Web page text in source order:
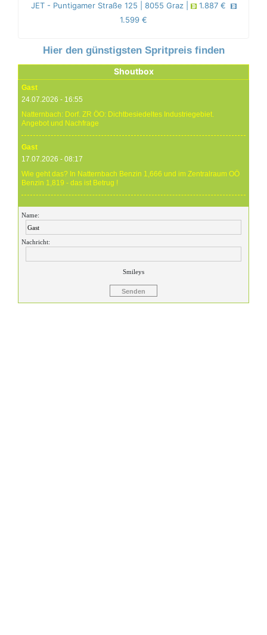
JET - Puntigamer Straße 125 | 8055 Graz |
1.887 €
1.599 €
Hier den günstigsten Spritpreis finden
Shoutbox
Gast
24.07.2026 - 16:55
Natternbach: Dorf. ZR ÖO: Dichtbesiedeltes Industriegebiet.
Angebot und Nachfrage
Gast
17.07.2026 - 08:17
Wie geht das? In Natternbach Benzin 1,666 und im Zentralraum OÖ
Benzin 1,819 - das ist Betrug !
Gast
17.07.2026 - 07:05
Eure Preise eher Märchenstunde :-) Vorort nix zu sehen !
24.06.26 20.00 Uhr OMV Attnang: Der hier angegebene Dieselpreis
mit 1,699 ist aktuell ein viel höherer....
Name:
Nachricht:
Smileys